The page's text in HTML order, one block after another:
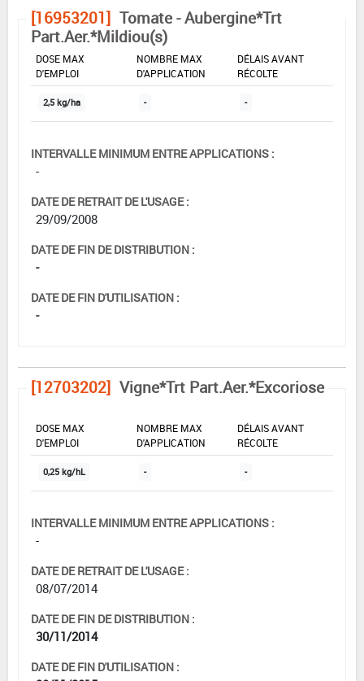
[16953201] Tomate - Aubergine*Trt
Part.Aer.*Mildiou(s)
DOSE MAX
D'EMPLOI
NOMBRE MAX
D'APPLICATION
DÉLAIS AVANT
RÉCOLTE
2,5 kg/ha - -
INTERVALLE MINIMUM ENTRE APPLICATIONS :
-
DATE DE RETRAIT DE L'USAGE :
29/09/2008
DATE DE FIN DE DISTRIBUTION :
-
DATE DE FIN D'UTILISATION :
-
[12703202] Vigne*Trt Part.Aer.*Excoriose
DOSE MAX
D'EMPLOI
NOMBRE MAX
D'APPLICATION
DÉLAIS AVANT
RÉCOLTE
0,25 kg/hL - -
INTERVALLE MINIMUM ENTRE APPLICATIONS :
-
DATE DE RETRAIT DE L'USAGE :
08/07/2014
DATE DE FIN DE DISTRIBUTION :
30/11/2014
DATE DE FIN D'UTILISATION :